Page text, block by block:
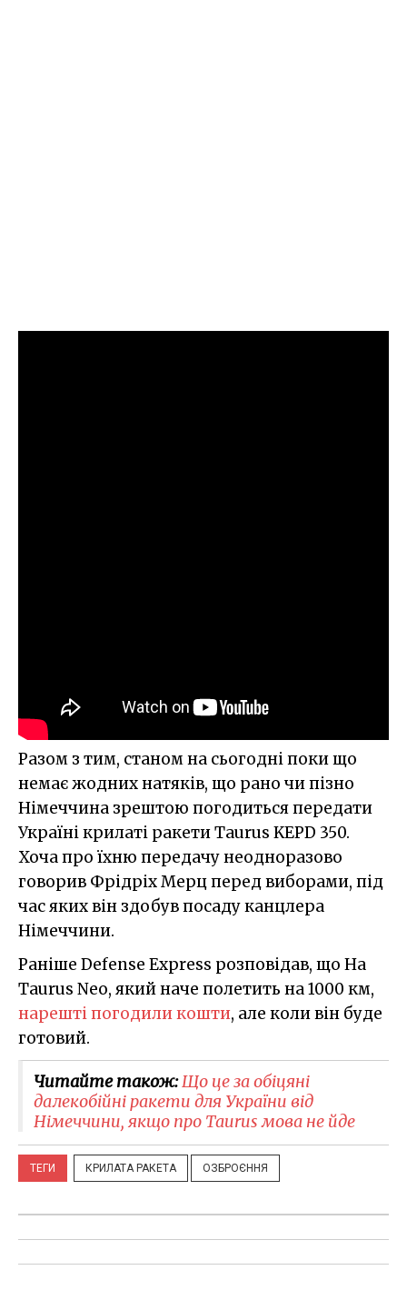
Разом з тим, станом на сьогодні поки що
немає жодних натяків, що рано чи пізно
Німеччина зрештою погодиться передати
Україні крилаті ракети Taurus KEPD 350.
Хоча про їхню передачу неодноразово
говорив Фрідріх Мерц перед виборами, під
час яких він здобув посаду канцлера
Німеччини.
Раніше Defense Express розповідав, що На
Taurus Neo, який наче полетить на 1000 км,
нарешті погодили кошти, але коли він буде
готовий.
Читайте також:Що це за обіцяні
далекобійні ракети для України від
Німеччини, якщо про Taurus мова не йде
ТЕГИ КРИЛАТА РАКЕТА ОЗБРОЄННЯ